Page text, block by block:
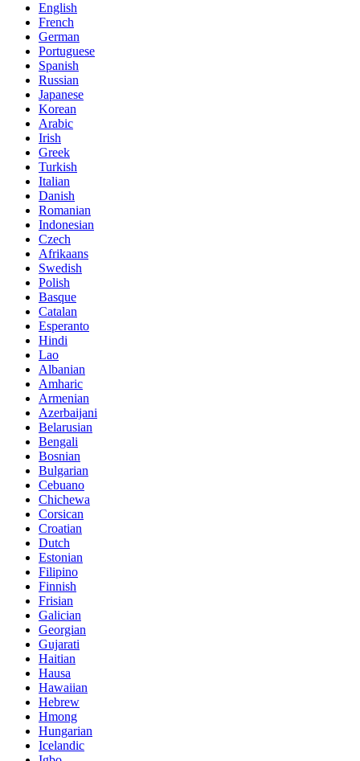
English
French
German
Portuguese
Spanish
Russian
Japanese
Korean
Arabic
Irish
Greek
Turkish
Italian
Danish
Romanian
Indonesian
Czech
Afrikaans
Swedish
Polish
Basque
Catalan
Esperanto
Hindi
Lao
Albanian
Amharic
Armenian
Azerbaijani
Belarusian
Bengali
Bosnian
Bulgarian
Cebuano
Chichewa
Corsican
Croatian
Dutch
Estonian
Filipino
Finnish
Frisian
Galician
Georgian
Gujarati
Haitian
Hausa
Hawaiian
Hebrew
Hmong
Hungarian
Icelandic